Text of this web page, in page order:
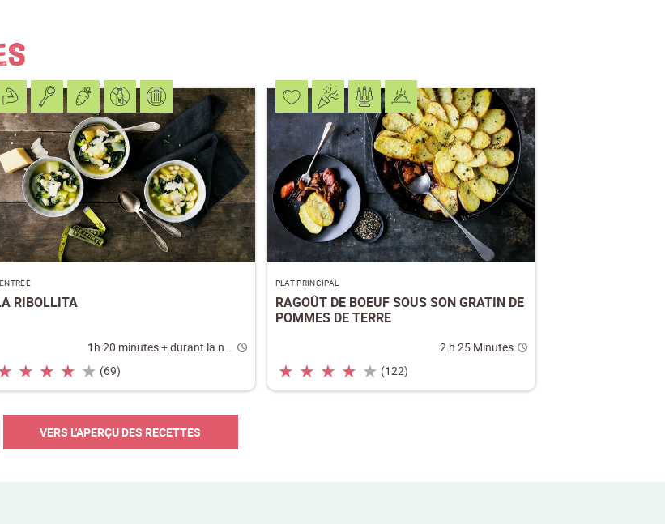
RIBOLLITA
1h 20 minutes + durant la nuit
★ ★ ★ ★ (69)
PLAT PRINCIPAL
RAGOÛT DE BOEUF SOUS SON GRATIN DE
POMMES DE TERRE
2 h 25 Minutes
★ ★ ★ ★ ★ (122)
VERS L'APERÇU DES RECETTES